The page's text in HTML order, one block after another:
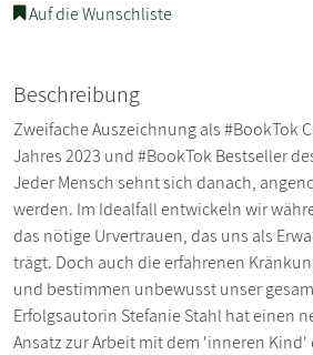
Auf die Wunschliste
Beschreibung
Zweifache Auszeichnung als #BookTok
Jahres 2023 und #BookTok Bestseller
Jeder Mensch sehnt sich danach,
werden. Im Idealfall entwickeln wir
das nötige Urvertrauen, das uns als
trägt. Doch auch die erfahrenen
und bestimmen unbewusst unser
Erfolgsautorin Stefanie Stahl hat einen
Ansatz zur Arbeit mit dem 'inneren